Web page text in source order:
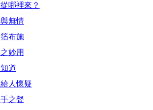
哪裡來？
無情
布施
妙用
道
人懷疑
之聲